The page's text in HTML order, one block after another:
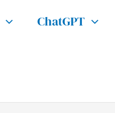
ChatGPT